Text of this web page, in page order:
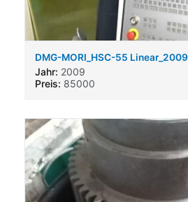
DMG-MORI_HSC-55 Linear_2009
Jahr: 2009
Preis: 85000